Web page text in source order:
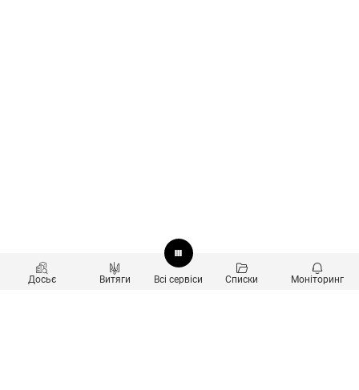
Досьє Витяги Всі сервіси Списки Моніторинг